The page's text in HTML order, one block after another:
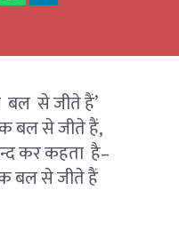
बल से जीते हैं’
बल से जीते हैं,
कर कहता है–
बल से जीते हैं